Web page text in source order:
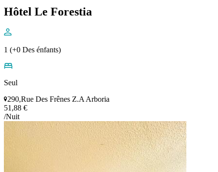
Hôtel Le Forestia
1 (+0 Des énfants)
Seul
290,Rue Des Frênes Z.A Arboria
51,88 €
/Nuit